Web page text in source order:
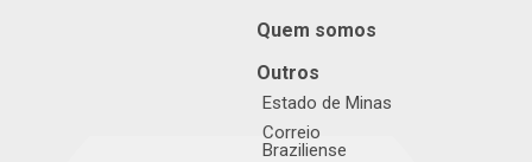
Quem somos
Outros
Estado de Minas
Correio
Braziliense